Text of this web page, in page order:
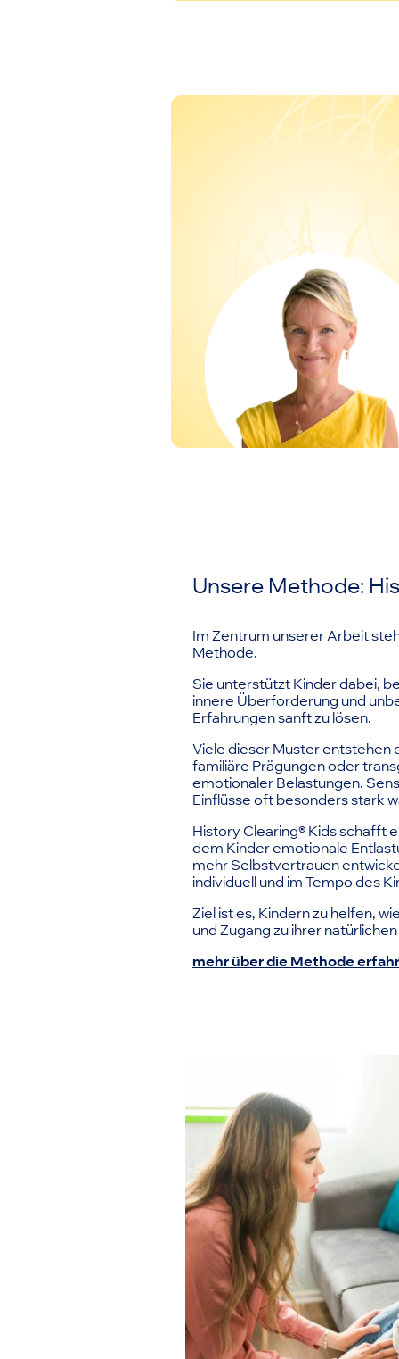
Unsere Methode:
Im Zentrum unserer Arbeit
Methode.
Sie unterstützt Kinder dabei,
innere Überforderung und
Erfahrungen sanft zu lösen.
Viele dieser Muster entstehen
familiäre Prägungen oder
emotionaler Belastungen.
Einflüsse oft besonders stark
History Clearing® Kids schafft
dem Kinder emotionale
mehr Selbstvertrauen
individuell und im Tempo des
Ziel ist es, Kindern zu helfen,
und Zugang zu ihrer
mehr über die Methode